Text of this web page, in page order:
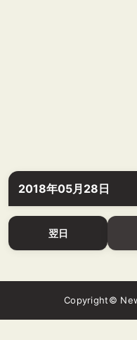
2018年05月28日
翌日
Copyright©